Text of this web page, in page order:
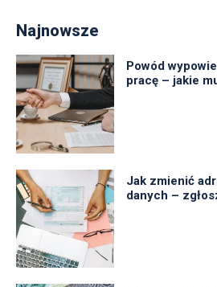
Najnowsze
Powód
pracę – jakie
Jak zmienić
danych –